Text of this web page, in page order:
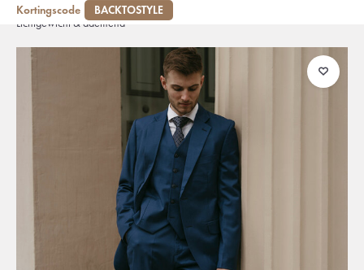
Kortingscode
BACKTOSTYLE
Maatpak voor heren | 3-delig pak | Marineblauw | Kamgaren wol |
Lichtgewicht & ademend